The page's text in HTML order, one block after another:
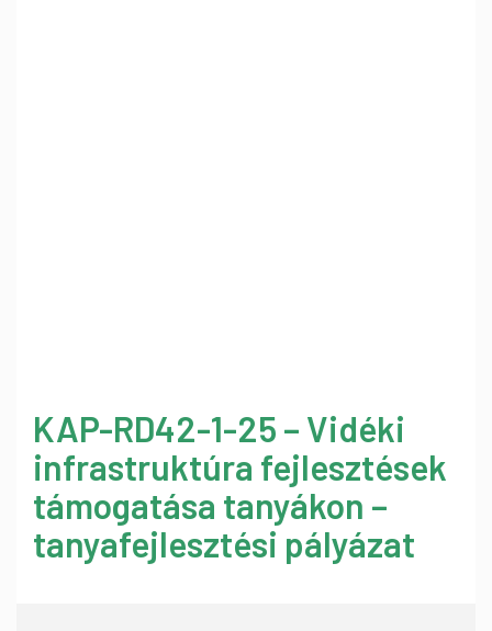
KAP-RD42-1-25 – Vidéki
infrastruktúra fejlesztések
támogatása tanyákon –
tanyafejlesztési pályázat